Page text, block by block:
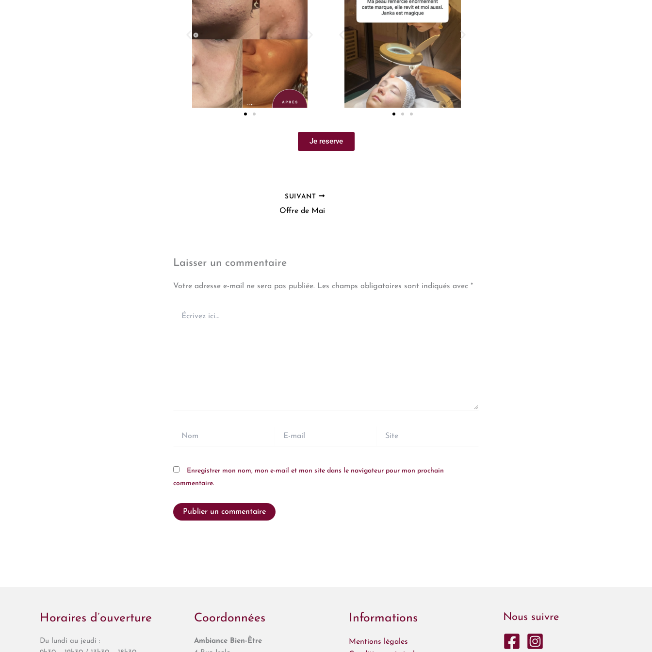
Je reserve
SUIVANT
Offre de Mai
Laisser un commentaire
Votre adresse e-mail ne sera pas publiée. Les champs obligatoires sont indiqués avec *
ici…
Nom
mail
Site
Enregistrer mon nom, mon e-mail et mon site dans le navigateur pour mon prochain
commentaire.
Horaires d’ouverture
Du lundi au jeudi :
Coordonnées
Ambiance Bien-Être
Informations
Mentions légales
Nous suivre